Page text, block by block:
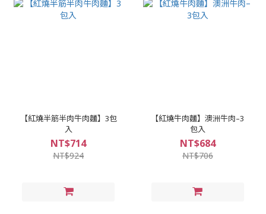
【紅燒半筋半肉牛肉麵】3包
入
NT$714
NT$924
【紅燒牛肉麵】澳洲牛肉–3
包入
NT$684
NT$706